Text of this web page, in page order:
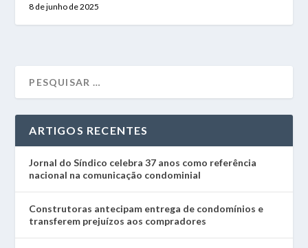
8 de junho de 2025
ARTIGOS RECENTES
Jornal do Síndico celebra 37 anos como referência
nacional na comunicação condominial
Construtoras antecipam entrega de condomínios e
transferem prejuízos aos compradores